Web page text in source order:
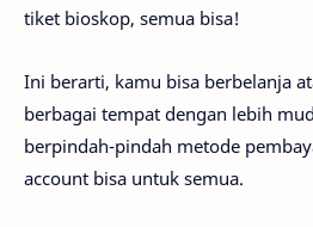
tiket bioskop, semua bisa!
Ini berarti, kamu bisa berbelanja
berbagai tempat dengan lebih
berpindah-pindah metode
account bisa untuk semua.